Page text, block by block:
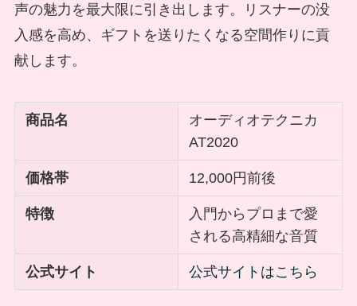
声の魅力を最大限に引き出します。リスナーの没
入感を高め、ギフトを送りたくなる空間作りに貢
献します。
商品名
オーディオテクニカ
AT2020
価格帯 12,000円前後
特徴
入門からプロまで愛
される高精細な音質
公式サイト 公式サイトはこちら